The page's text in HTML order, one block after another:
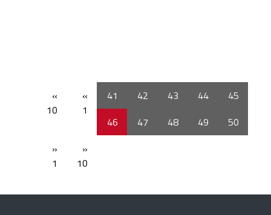
«
10
«
1
41 42 43 44
45
46
47 48 49
50
»
1
»
10